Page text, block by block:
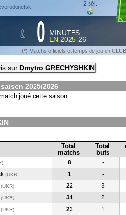
2 sél.
& 0
MINUTES
EN 2025-26
(*) Matchs officiels et temps de jeu en
sur Dmytro GRECHYSHKIN
saison 2025/2026
joué cette saison
Total
matchs
Total
buts
) 8 -
(UKR) 1 -
(UKR) 22 3
(UKR) 31 2
(UKR) 23 1